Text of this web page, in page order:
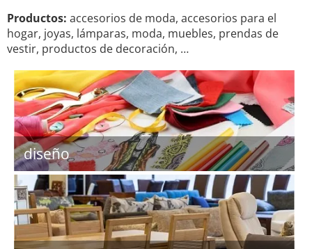
Productos: accesorios de moda, accesorios para el
hogar, joyas, lámparas, moda, muebles, prendas de
vestir, productos de decoración, …
diseño